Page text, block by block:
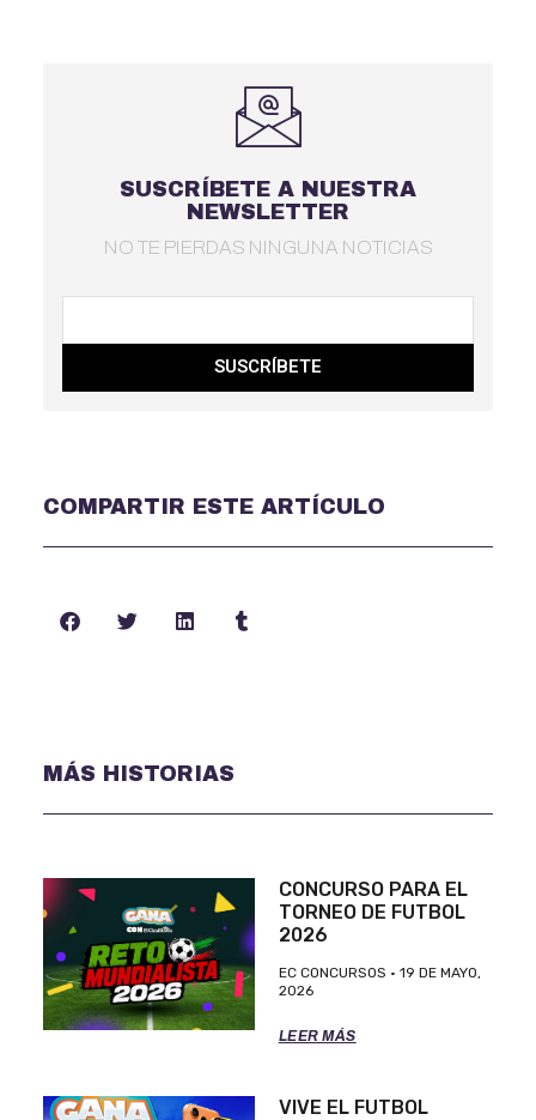
SUSCRÍBETE A NUESTRA
NEWSLETTER
NO TE PIERDAS NINGUNA NOTICIAS
SUSCRÍBETE
COMPARTIR ESTE ARTÍCULO
MÁS HISTORIAS
CONCURSO PARA EL
TORNEO DE FUTBOL
2026
EC CONCURSOS
19 DE MAYO,
2026
LEER MÁS
VIVE EL FUTBOL